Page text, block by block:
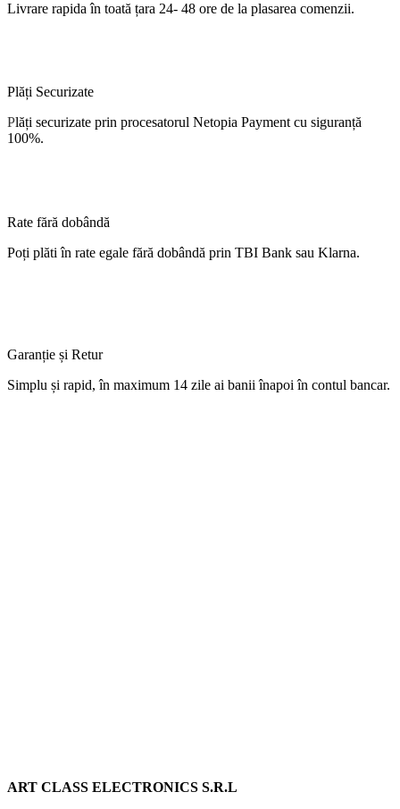
Livrare rapida în toată țara 24- 48 ore de la plasarea comenzii.
Plăți Securizate
Plăți securizate prin procesatorul Netopia Payment cu siguranță
100%.
Rate fără dobândă
Poți plăti în rate egale fără dobândă prin TBI Bank sau Klarna.
Garanție și Retur
Simplu și rapid,în maximum 14 zile ai banii înapoi în contul bancar.
ART CLASS ELECTRONICS S.R.L